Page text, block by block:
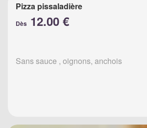
Pizza pissaladière
Dès 12.00 €
Sans sauce , oignons, anchois